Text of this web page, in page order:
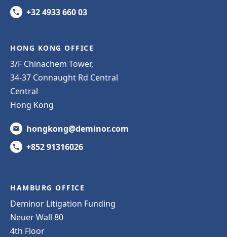
+32 4933 660 03
HONG KONG OFFICE
3/F Chinachem Tower,
34-37 Connaught Rd Central
Central
Hong Kong
hongkong@deminor.com
+852 91316026
HAMBURG OFFICE
Deminor Litigation Funding
Neuer Wall 80
4th Floor